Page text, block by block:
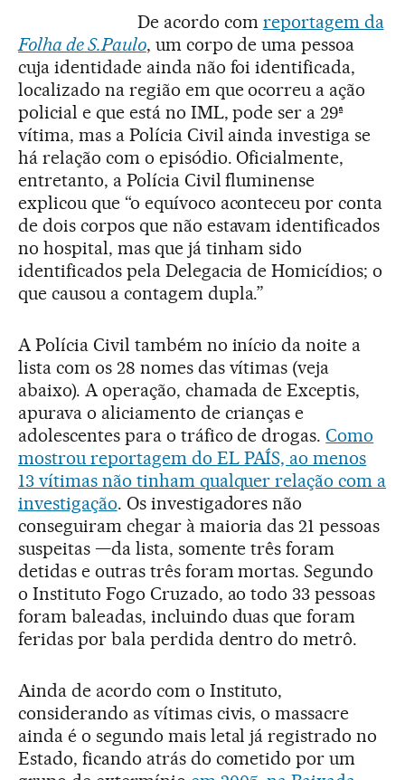
De acordo com reportagem da
Folha de S.Paulo, um corpo de uma pessoa
cuja identidade ainda não foi identificada,
localizado na região em que ocorreu a ação
policial e que está no IML, pode ser a 29ª
vítima, mas a Polícia Civil ainda investiga se
há relação com o episódio. Oficialmente,
entretanto, a Polícia Civil fluminense
explicou que “o equívoco aconteceu por conta
de dois corpos que não estavam identificados
no hospital, mas que já tinham sido
identificados pela Delegacia de Homicídios; o
que causou a contagem dupla.”
A Polícia Civil também no início da noite a
lista com os 28 nomes das vítimas (veja
abaixo). A operação, chamada de Exceptis,
apurava o aliciamento de crianças e
adolescentes para o tráfico de drogas.Como
mostrou reportagem do EL PAÍS, ao menos
13 vítimas não tinham qualquer relação com a
investigação. Os investigadores não
conseguiram chegar à maioria das 21 pessoas
suspeitas —da lista, somente três foram
detidas e outras três foram mortas. Segundo
o Instituto Fogo Cruzado, ao todo 33 pessoas
foram baleadas, incluindo duas que foram
feridas por bala perdida dentro do metrô.
Ainda de acordo com o Instituto,
considerando as vítimas civis, o massacre
ainda é o segundo mais letal já registrado no
Estado, ficando atrás do cometido por um